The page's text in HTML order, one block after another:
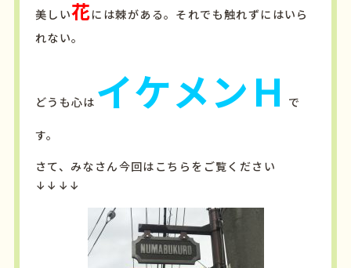
美しい花には棘がある。それでも触れずにはいら
れない。
どうも心は イケメンＨ で
す。
さて、みなさん今回はこちらをご覧ください
↓↓↓↓